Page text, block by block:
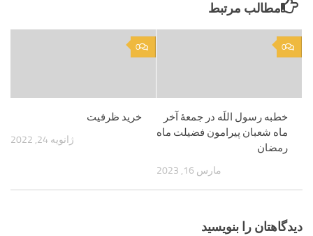
مطالب مرتبط
0
خرید ظرفیت
ژانویه 24, 2022
0
خطبه رسول‌ اللَه‌ در جمعۀ آخر
ماه‌ شعبان پيرامون فضيلت ماه
رمضان‌
مارس 16, 2023
دیدگاهتان را بنویسید